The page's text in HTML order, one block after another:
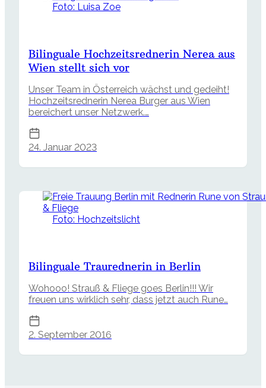
Foto: Luisa Zoe
Bilinguale Hochzeitsrednerin Nerea aus
Wien stellt sich vor
Unser Team in Österreich wächst und gedeiht!
Hochzeitsrednerin Nerea Burger aus Wien
bereichert unser Netzwerk.…
24. Januar 2023
Foto: Hochzeitslicht
Bilinguale Traurednerin in Berlin
Wohooo! Strauß & Fliege goes Berlin!!! Wir
freuen uns wirklich sehr, dass jetzt auch Rune…
2. September 2016